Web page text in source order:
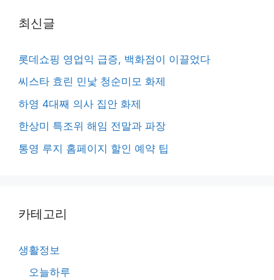
최신글
롯데쇼핑 영업익 급증, 백화점이 이끌었다
씨스타 효린 민낯 청순미모 화제
하영 4대째 의사 집안 화제
한상미 특조위 해임 전말과 파장
통영 루지 홈페이지 할인 예약 팁
카테고리
생활정보
오늘하루